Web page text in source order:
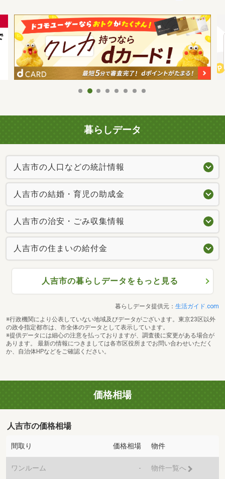
暮らしデータ
人吉市の人口などの統計情報
人吉市の結婚・育児の助成金
人吉市の治安・ごみ収集情報
人吉市の住まいの給付金
人吉市の暮らしデータをもっと見る
暮らしデータ提供元： 生活ガイド.com
※行政機関により公表していない地域及びデータがございます。東京23区以外
の政令指定都市は、市全体のデータとして表示しています。
※提供データには細心の注意を払っておりますが、調査後に変更がある場合が
あります。 最新の情報につきましては各市区役所までお問い合わせいただく
か、自治体HPなどをご確認ください。
価格相場
人吉市の価格相場
間取り 価格相場 物件
ワンルーム - 物件一覧へ